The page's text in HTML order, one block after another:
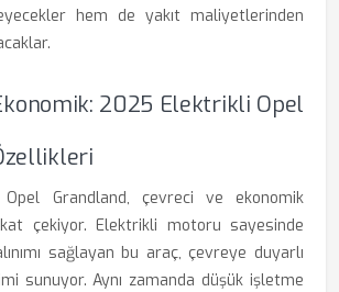
hem de yakıt maliyetlerinden
2025 Elektrikli Opel
Grandland, çevreci ve ekonomik
çekiyor. Elektrikli motoru sayesinde
sağlayan bu araç, çevreye duyarlı
sunuyor. Aynı zamanda düşük işletme